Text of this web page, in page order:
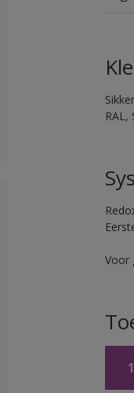
RAL,
Voor